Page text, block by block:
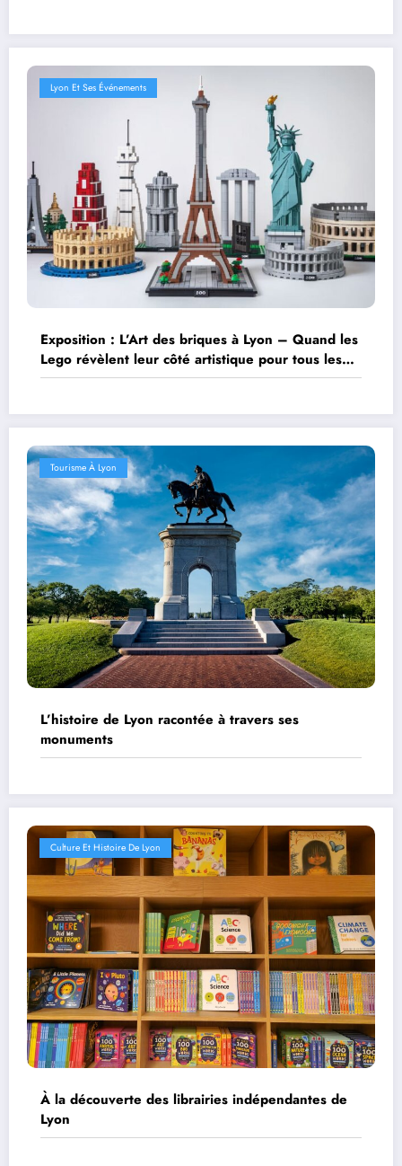
Lyon Et Ses Événements
Exposition : L’Art des briques à Lyon – Quand les
Lego révèlent leur côté artistique pour tous les
âges
Tourisme À Lyon
L’histoire de Lyon racontée à travers ses
monuments
Culture Et Histoire De Lyon
À la découverte des librairies indépendantes de
Lyon